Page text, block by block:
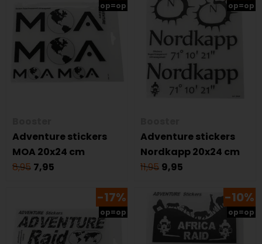
op=op
Adventure stickers
MOA 20x24 cm
8,95 7,95
op=op
Adventure stickers
Nordkapp 20x24 cm
11,95 9,95
-17%
op=op
-10%
op=op